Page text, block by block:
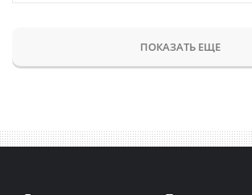
ПОКАЗАТЬ ЕЩЕ